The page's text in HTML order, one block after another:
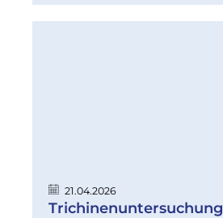
21.04.2026
Trichinenuntersuchung